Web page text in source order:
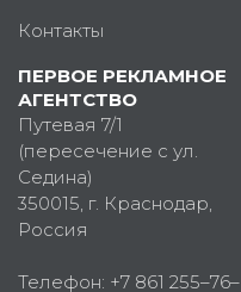
Контакты
ПЕРВОЕ РЕКЛАМНОЕ
АГЕНТСТВО
Путевая 7/1
(пересечение с ул.
Седина)
350015, г. Краснодар,
Россия
Телефон: +7 861 255–76–